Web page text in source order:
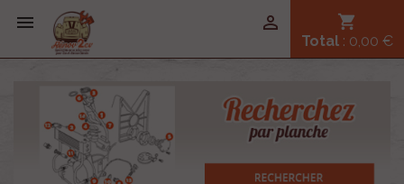
 shopping_cart
Total : 0,00 €
